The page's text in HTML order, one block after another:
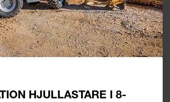
HJULLASTARE I 8-